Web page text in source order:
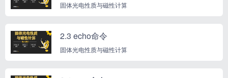
固体光电性质与磁性计算
2.3 echo命令
固体光电性质与磁性计算